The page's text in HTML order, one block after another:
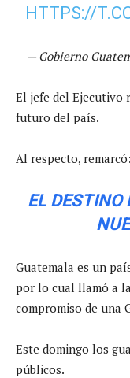
HTTPS://
— Gobierno
El jefe del Ejecutivo
futuro del país.
Al respecto, remarcó:
EL DESTINO
Guatemala es un
por lo cual llamó a
compromiso de una
Este domingo los
públicos.